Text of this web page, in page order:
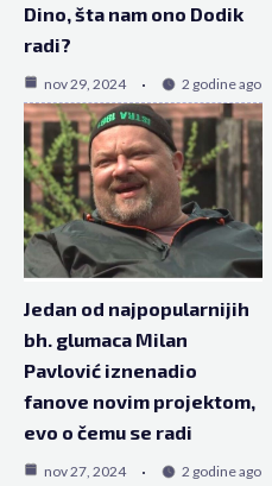
Dino, šta nam ono Dodik
radi?
nov 29, 2024 2 godine ago
Jedan od najpopularnijih
bh. glumaca Milan
Pavlović iznenadio
fanove novim projektom,
evo o čemu se radi
nov 27, 2024 2 godine ago